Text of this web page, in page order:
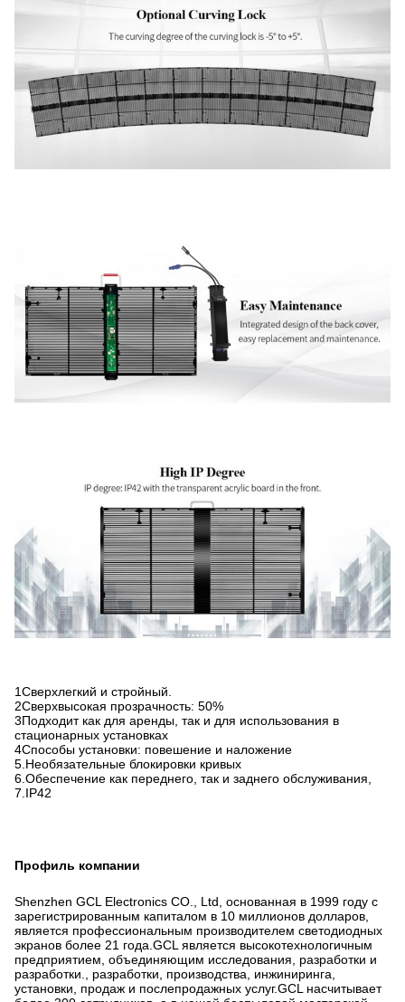
1Сверхлегкий и стройный.
2Сверхвысокая прозрачность: 50%
3Подходит как для аренды, так и для использования в
стационарных установках
4Способы установки: повешение и наложение
5.Необязательные блокировки кривых
6.Обеспечение как переднего, так и заднего обслуживания,
7.IP42
Профиль компании
Shenzhen GCL Electronics CO., Ltd, основанная в 1999 году с
зарегистрированным капиталом в 10 миллионов долларов,
является профессиональным производителем светодиодных
экранов более 21 года.GCL является высокотехнологичным
предприятием, объединяющим исследования, разработки и
разработки., разработки, производства, инжиниринга,
установки, продаж и послепродажных услуг.GCL насчитывает